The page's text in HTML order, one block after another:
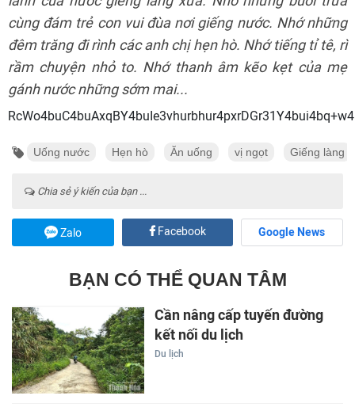
cùng đám trẻ con vui đùa nơi giếng nước. Nhớ những
đêm trăng đi rình các anh chị hẹn hò. Nhớ tiếng tỉ tê, rì
rầm chuyện nhỏ to. Nhớ thanh âm kẽo kẹt của mẹ
gánh nước những sớm mai...
Uống nước Hẹn hò Ăn uống vị ngọt Giếng làng
Chia sẻ ý kiến của bạn ...
Zalo Facebook Google News
BẠN CÓ THỂ QUAN TÂM
Cần nâng cấp tuyến đường
kết nối du lịch
Du lịch